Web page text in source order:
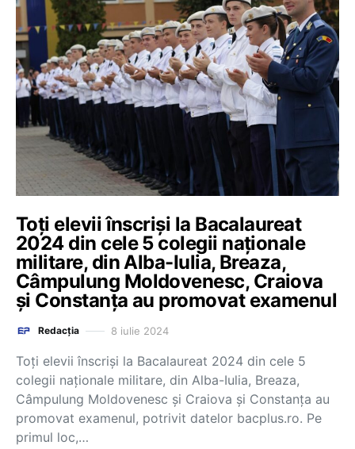
Toți elevii înscriși la Bacalaureat
2024 din cele 5 colegii naționale
militare, din Alba-Iulia, Breaza,
Câmpulung Moldovenesc, Craiova
și Constanța au promovat examenul
Redacția 8 iulie 2024
Toți elevii înscriși la Bacalaureat 2024 din cele 5
colegii naționale militare, din Alba-Iulia, Breaza,
Câmpulung Moldovenesc și Craiova și Constanța au
promovat examenul, potrivit datelor bacplus.ro. Pe
primul loc,…